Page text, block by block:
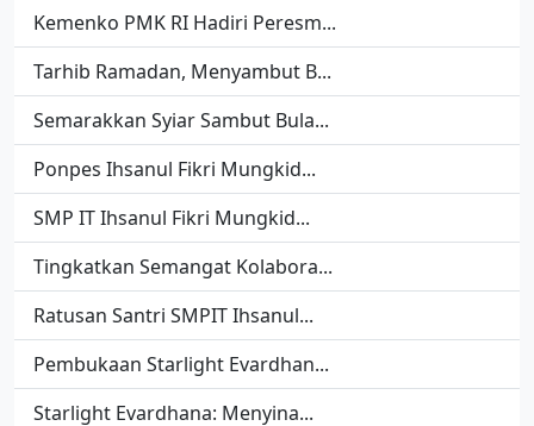
Kemenko PMK RI Hadiri Peresm...
Tarhib Ramadan, Menyambut B...
Semarakkan Syiar Sambut Bula...
Ponpes Ihsanul Fikri Mungkid...
SMP IT Ihsanul Fikri Mungkid...
Tingkatkan Semangat Kolabora...
Ratusan Santri SMPIT Ihsanul...
Pembukaan Starlight Evardhan...
Starlight Evardhana: Menyina...